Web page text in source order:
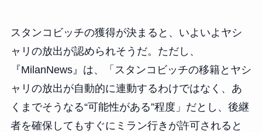
スタンコビッチの獲得が決まると、いよいよヤシ
ャリの放出が認められそうだ。ただし、
『MilanNews』は、「スタンコビッチの移籍とヤシ
ャリの放出が自動的に連動するわけではなく、あ
くまでそうなる“可能性がある”程度」だとし、後継
者を確保してもすぐにミラン行きが許可されると